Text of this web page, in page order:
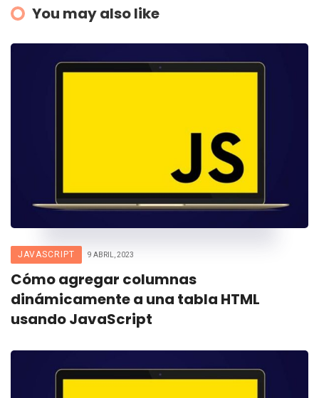
You may also like
JAVASCRIPT 9 ABRIL, 2023
Cómo agregar columnas
dinámicamente a una tabla HTML
usando JavaScript